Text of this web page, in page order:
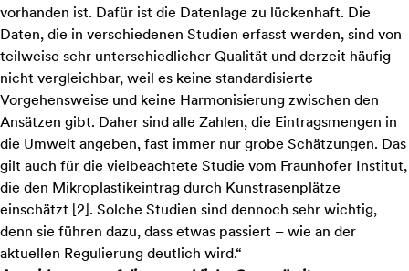
vorhanden ist. Dafür ist die Datenlage zu lückenhaft. Die
Daten, die in verschiedenen Studien erfasst werden, sind von
teilweise sehr unterschiedlicher Qualität und derzeit häufig
nicht vergleichbar, weil es keine standardisierte
Vorgehensweise und keine Harmonisierung zwischen den
Ansätzen gibt. Daher sind alle Zahlen, die Eintragsmengen in
die Umwelt angeben, fast immer nur grobe Schätzungen. Das
gilt auch für die vielbeachtete Studie vom Fraunhofer Institut,
die den Mikroplastikeintrag durch Kunstrasenplätze
einschätzt [2]. Solche Studien sind dennoch sehr wichtig,
denn sie führen dazu, dass etwas passiert – wie an der
aktuellen Regulierung deutlich wird.“